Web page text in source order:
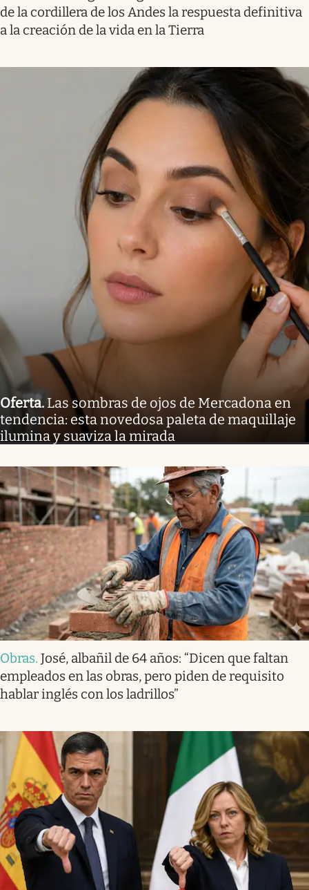
de la cordillera de los Andes la respuesta definitiva
a la creación de la vida en la Tierra
Oferta. Las sombras de ojos de Mercadona en
tendencia: esta novedosa paleta de maquillaje
ilumina y suaviza la mirada
Obras. José, albañil de 64 años: “Dicen que faltan
empleados en las obras, pero piden de requisito
hablar inglés con los ladrillos”